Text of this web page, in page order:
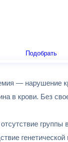
Подобрать
— нарушение
в крови. Без